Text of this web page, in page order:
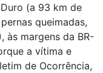
(a 93 km de
queimadas,
às margens da BR-
a vítima e
de Ocorrência,